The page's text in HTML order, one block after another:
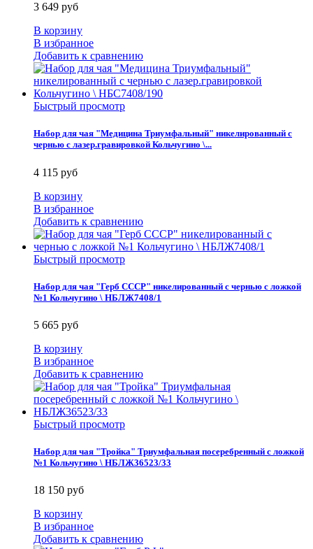
3 649 руб
В корзину
В избранное
Добавить к сравнению
Быстрый просмотр
Набор для чая "Медицина Триумфальный" никелированный с
чернью с лазер.гравировкой Кольчугино \...
4 115 руб
В корзину
В избранное
Добавить к сравнению
Быстрый просмотр
Набор для чая "Герб СССР" никелированный с чернью с ложкой
№1 Кольчугино \ НБЛЖ7408/1
5 665 руб
В корзину
В избранное
Добавить к сравнению
Быстрый просмотр
Набор для чая "Тройка" Триумфальная посеребренный с ложкой
№1 Кольчугино \ НБЛЖ36523/33
18 150 руб
В корзину
В избранное
Добавить к сравнению